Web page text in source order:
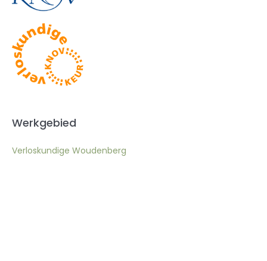
Werkgebied
Verloskundige Woudenberg